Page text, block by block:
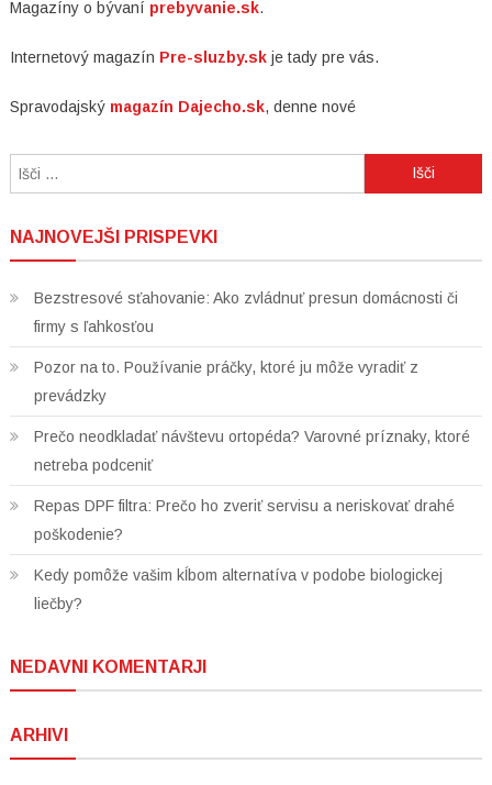
Magazíny o bývaní prebyvanie.sk.
Internetový magazín Pre-sluzby.sk je tady pre vás.
Spravodajský magazín Dajecho.sk, denne nové
NAJNOVEJŠI PRISPEVKI
Bezstresové sťahovanie: Ako zvládnuť presun domácnosti či
firmy s ľahkosťou
Pozor na to. Používanie práčky, ktoré ju môže vyradiť z
prevádzky
Prečo neodkladať návštevu ortopéda? Varovné príznaky, ktoré
netreba podceniť
Repas DPF filtra: Prečo ho zveriť servisu a neriskovať drahé
poškodenie?
Kedy pomôže vašim kĺbom alternatíva v podobe biologickej
liečby?
NEDAVNI KOMENTARJI
ARHIVI